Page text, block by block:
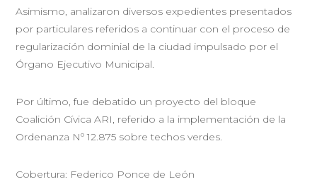
Asimismo, analizaron diversos expedientes presentados
por particulares referidos a continuar con el proceso de
regularización dominial de la ciudad impulsado por el
Órgano Ejecutivo Municipal.
Por último, fue debatido un proyecto del bloque
Coalición Cívica ARI, referido a la implementación de la
Ordenanza Nº 12.875 sobre techos verdes.
Cobertura: Federico Ponce de León